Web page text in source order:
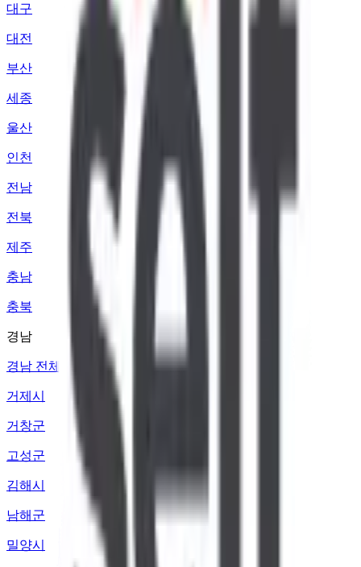
대구
대전
부산
세종
울산
인천
전남
전북
제주
충남
충북
경남
경남 전체
거제시
거창군
고성군
김해시
남해군
밀양시